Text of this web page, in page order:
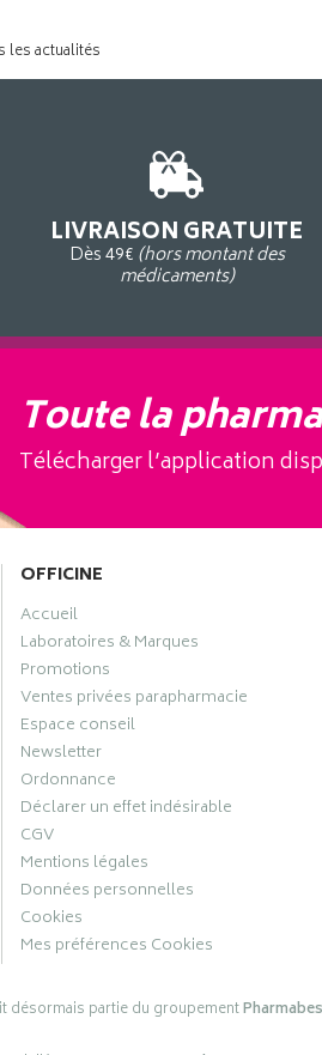
les actualités
LIVRAISON GRATUITE
Dès 49€ (hors montant des
médicaments)
Toute la
Télécharger l’application
OFFICINE
Accueil
Laboratoires & Marques
Promotions
Ventes privées parapharmacie
Espace conseil
Newsletter
Ordonnance
Déclarer un effet indésirable
CGV
Mentions légales
Données personnelles
Cookies
Mes préférences Cookies
désormais partie du groupement